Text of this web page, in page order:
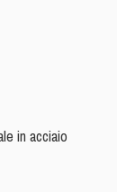
in acciaio